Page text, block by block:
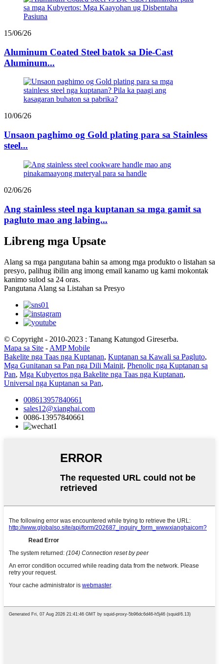
15/06/26
Aluminum Coated Steel batok sa Die-Cast
Aluminum...
10/06/26
Unsaon paghimo og Gold plating para sa Stainless
steel...
02/06/26
Ang stainless steel nga kuptanan sa mga gamit sa
pagluto mao ang labing...
Libreng mga Upsate
Alang sa mga pangutana bahin sa among mga produkto o listahan sa
presyo, palihug ibilin ang imong email kanamo ug kami mokontak
kanimo sulod sa 24 oras.
Pangutana Alang sa Listahan sa Presyo
© Copyright - 2010-2023 : Tanang Katungod Gireserba.
Mapa sa Site - AMP Mobile
Bakelite nga Taas nga Kuptanan, Kuptanan sa Kawali sa Pagluto,
Mga Gunitanan sa Pan nga Dili Mainit, Phenolic nga Kuptanan sa
Pan, Mga Kubyertos nga Bakelite nga Taas nga Kuptanan,
Universal nga Kuptanan sa Pan,
008613957840661
sales12@xianghai.com
0086-13957840661